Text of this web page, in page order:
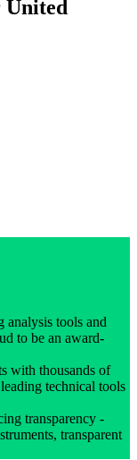
United
analysis tools and
to be an award-
with thousands of
technical tools
transparency -
transparent